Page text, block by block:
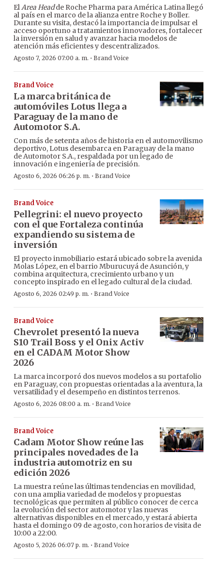
ElArea Headde Roche Pharma para América Latina llegó
al país en el marco de la alianza entre Roche y Boller.
Durante su visita, destacó la importancia de impulsar el
acceso oportuno a tratamientos innovadores, fortalecer
la inversión en salud y avanzar hacia modelos de
atención más eficientes y descentralizados.
Agosto 7, 2026 07:00 a. m. · Brand Voice
Brand Voice
La marca británica de
automóviles Lotus llega a
Paraguay de la mano de
Automotor S.A.
Con más de setenta años de historia en el automovilismo
deportivo, Lotus desembarca en Paraguay de la mano
de Automotor S.A., respaldada por un legado de
innovación e ingeniería de precisión.
Agosto 6, 2026 06:26 p. m. · Brand Voice
Brand Voice
Pellegrini: el nuevo proyecto
con el que Fortaleza continúa
expandiendo su sistema de
inversión
El proyecto inmobiliario estará ubicado sobre la avenida
Molas López, en el barrio Mburucuyá de Asunción, y
combina arquitectura, crecimiento urbano y un
concepto inspirado en el legado cultural de la ciudad.
Agosto 6, 2026 02:49 p. m. · Brand Voice
Brand Voice
Chevrolet presentó la nueva
S10 Trail Boss y el Onix Activ
en el CADAM Motor Show
2026
La marca incorporó dos nuevos modelos a su portafolio
en Paraguay, con propuestas orientadas a la aventura, la
versatilidad y el desempeño en distintos terrenos.
Agosto 6, 2026 08:00 a. m. · Brand Voice
Brand Voice
Cadam Motor Show reúne las
principales novedades de la
industria automotriz en su
edición 2026
La muestra reúne las últimas tendencias en movilidad,
con una amplia variedad de modelos y propuestas
tecnológicas que permiten al público conocer de cerca
la evolución del sector automotor y las nuevas
alternativas disponibles en el mercado, y estará abierta
hasta el domingo 09 de agosto, con horarios de visita de
10:00 a 22:00.
Agosto 5, 2026 06:07 p. m. · Brand Voice